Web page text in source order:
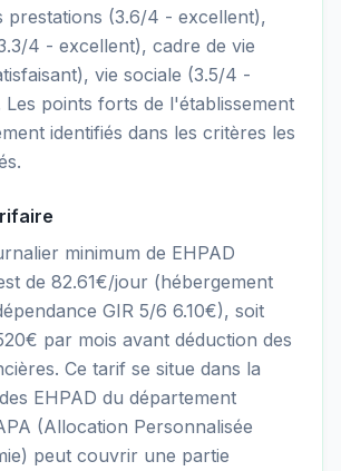
prestations (3.6/4 - excellent),
4 - excellent), cadre de vie
vie sociale (3.5/4 -
Les points forts de l'établissement
identifiés dans les critères les
minimum de EHPAD
de 82.61€/jour (hébergement
GIR 5/6 6.10€), soit
par mois avant déduction des
Ce tarif se situe dans la
EHPAD du département
(Allocation Personnalisée
peut couvrir une partie